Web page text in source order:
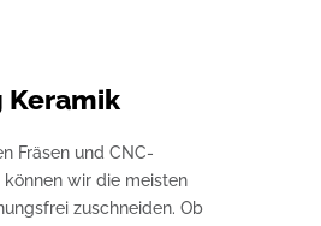
Keramik
Fräsen und CNC-
wir die meisten
zuschneiden. Ob